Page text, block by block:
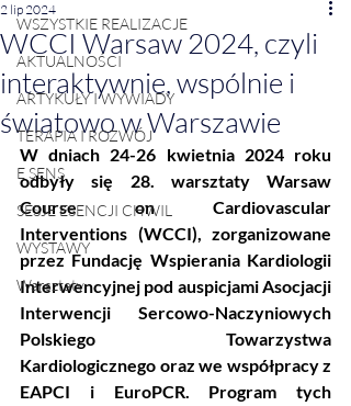
WSZYSTKIE REALIZACJE
AKTUALNOŚCI
ARTYKUŁY I WYWIADY
TERAPIA I ROZWÓJ
E SENS
SESJE ESENCJI CHWIL
WYSTAWY
Warsztaty
WCCI Warsaw 2024, czyli
interaktywnie, wspólnie i
światowo w Warszawie
2 lip 2024
W dniach 24-26 kwietnia 2024 roku
odbyły się 28. warsztaty Warsaw
Course on Cardiovascular
Interventions (WCCI), zorganizowane
przez Fundację Wspierania Kardiologii
Interwencyjnej pod auspicjami Asocjacji
Interwencji Sercowo-Naczyniowych
Polskiego Towarzystwa
Kardiologicznego oraz we współpracy z
EAPCI i EuroPCR. Program tych